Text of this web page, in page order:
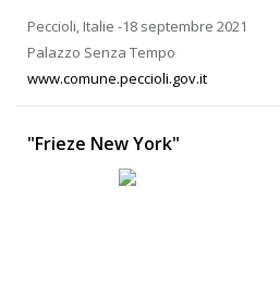
Peccioli, Italie -18 septembre 2021
Palazzo Senza Tempo
www.comune.peccioli.gov.it
"Frieze New York"